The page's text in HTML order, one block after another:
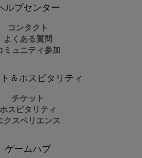
ルプセンター
コンタクト
よくある質問
ミュニティ参加
＆ホスピタリティ
チケット
ホスピタリティ
クスペリエンス
ゲームハブ